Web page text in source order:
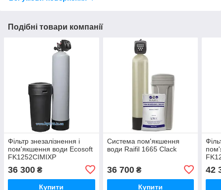
Подібні товари компанії
Фільтр знезалізнення і
пом'якшення води Ecosoft
FK1252CIMIXP
36 300 ₴
Купити
Система пом'якшення
води Raifil 1665 Clack
36 700₴
Купити
42